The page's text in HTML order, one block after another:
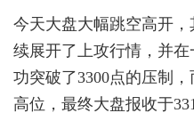
今天大盘大幅跳空高开
续展开了上攻行情，并
功突破了3300点的压制
高位，最终大盘报收于